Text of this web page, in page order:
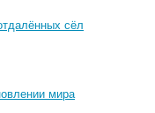
сёл
мира